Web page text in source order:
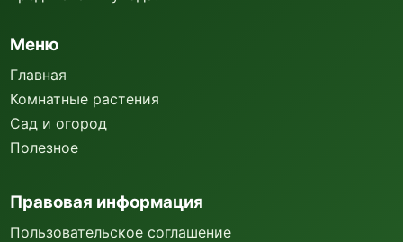
Меню
Главная
Комнатные растения
Сад и огород
Полезное
Правовая информация
Пользовательское соглашение